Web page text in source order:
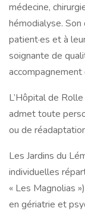
médecine,
hémodialyse. Son
patient·es et à
soignante de
L’Hôpital de
admet toute
ou de
Les Jardins du
individuelles
« Les Magnolias
en gériatrie et